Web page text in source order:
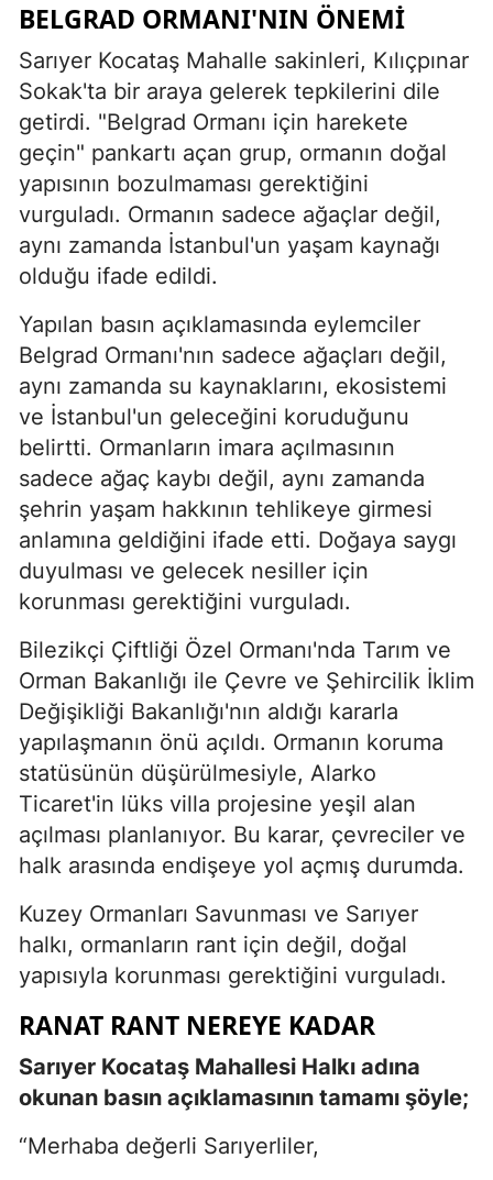
BELGRAD ORMANI'NIN ÖNEMI
Sarıyer Kocataş Mahalle sakinleri, Kılıçpınar
Sokak'ta bir araya gelerek tepkilerini dile
getirdi. "Belgrad Ormanı için harekete
geçin" pankartı açan grup, ormanın doğal
yapısının bozulmaması gerektiğini
vurguladı. Ormanın sadece ağaçlar değil,
aynı zamanda İstanbul'un yaşam kaynağı
olduğu ifade edildi.
Yapılan basın açıklamasında eylemciler
Belgrad Ormanı'nın sadece ağaçları değil,
aynı zamanda su kaynaklarını, ekosistemi
ve İstanbul'un geleceğini koruduğunu
belirtti. Ormanların imara açılmasının
sadece ağaç kaybı değil, aynı zamanda
şehrin yaşam hakkının tehlikeye girmesi
anlamına geldiğini ifade etti. Doğaya saygı
duyulması ve gelecek nesiller için
korunması gerektiğini vurguladı.
Bilezikçi Çiftliği Özel Ormanı'nda Tarım ve
Orman Bakanlığı ile Çevre ve Şehircilik İklim
Değişikliği Bakanlığı'nın aldığı kararla
yapılaşmanın önü açıldı. Ormanın koruma
statüsünün düşürülmesiyle, Alarko
Ticaret'in lüks villa projesine yeşil alan
açılması planlanıyor. Bu karar, çevreciler ve
halk arasında endişeye yol açmış durumda.
Kuzey Ormanları Savunması ve Sarıyer
halkı, ormanların rant için değil, doğal
yapısıyla korunması gerektiğini vurguladı.
RANAT RANT NEREYE KADAR
Sarıyer Kocataş Mahallesi Halkı adına
okunan basın açıklamasının tamamı şöyle;
“Merhaba değerli Sarıyerliler,